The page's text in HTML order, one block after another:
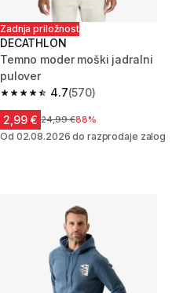
Zadnja priložnost
DECATHLON
Temno moder moški jadralni
pulover
4.7
4.7 od 5 zvezdic from 570 ocene
(570)
2,99 € Cena pred znižanjem
24,99 €88%
Od 02.08.2026 do razprodaje zalog